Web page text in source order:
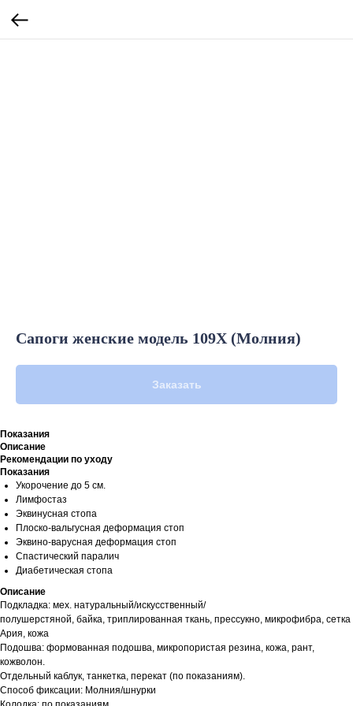
Сапоги женские модель 109Х (Молния)
Заказать
Показания
Описание
Рекомендации по уходу
Показания
Укорочение до 5 см.
Лимфостаз
Эквинусная стопа
Плоско-вальгусная деформация стоп
Эквино-варусная деформация стоп
Спастический паралич
Диабетическая стопа
Описание
Подкладка: мех. натуральный/искусственный/
полушерстяной, байка, триплированная ткань, прессукно, микрофибра, сетка
Ария, кожа
Подошва: формованная подошва, микропористая резина, кожа, рант,
кожволон.
Отдельный каблук, танкетка, перекат (по показаниям).
Способ фиксации: Молния/шнурки